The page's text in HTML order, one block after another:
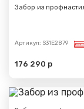
Забор из
Артикул: S31E2879
176 290 р